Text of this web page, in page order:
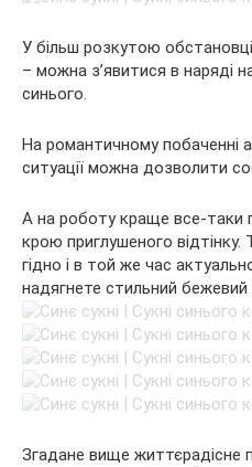
У більш розкутою
– можна з’явитися в наряді
синього.
На романтичному побаченні
ситуації можна дозволити
А на роботу краще все-таки
крою приглушеного відтінку.
гідно і в той же час
надягнете стильний бежевий
Згадане вище життєрадісне